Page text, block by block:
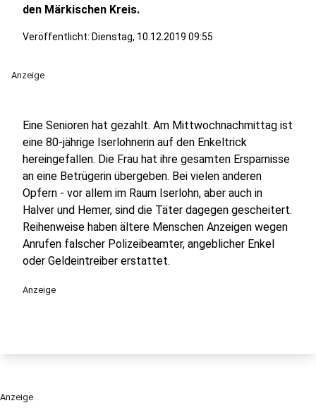
den Märkischen Kreis.
Veröffentlicht: Dienstag, 10.12.2019 09:55
Anzeige
Eine Senioren hat gezahlt. Am Mittwochnachmittag ist
eine 80-jährige Iserlohnerin auf den Enkeltrick
hereingefallen. Die Frau hat ihre gesamten Ersparnisse
an eine Betrügerin übergeben. Bei vielen anderen
Opfern - vor allem im Raum Iserlohn, aber auch in
Halver und Hemer, sind die Täter dagegen gescheitert.
Reihenweise haben ältere Menschen Anzeigen wegen
Anrufen falscher Polizeibeamter, angeblicher Enkel
oder Geldeintreiber erstattet.
Anzeige
Anzeige